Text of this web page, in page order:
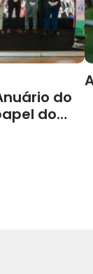
do
do